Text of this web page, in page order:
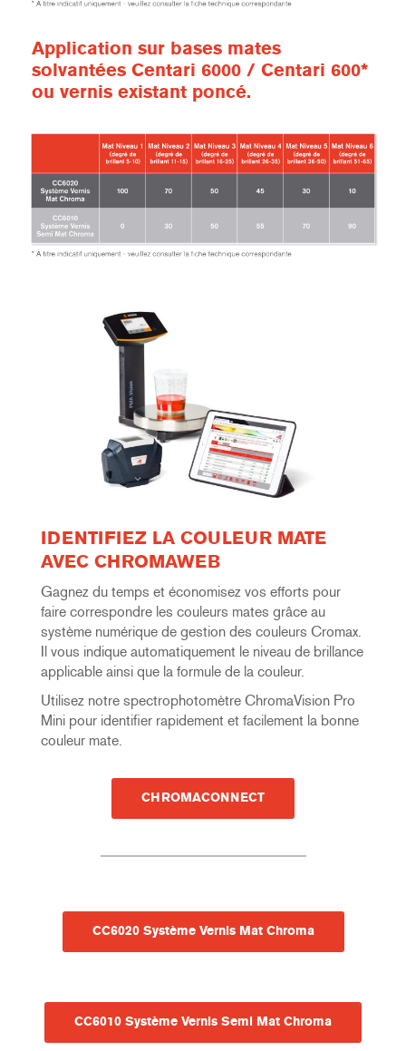
Application sur bases mates
solvantées Centari 6000 / Centari 600*
ou vernis existant poncé.
IDENTIFIEZ LA COULEUR MATE
AVEC CHROMAWEB
Gagnez du temps et économisez vos efforts pour
faire correspondre les couleurs mates grâce au
système numérique de gestion des couleurs Cromax.
Il vous indique automatiquement le niveau de brillance
applicable ainsi que la formule de la couleur.
Utilisez notre spectrophotomètre ChromaVision Pro
Mini pour identifier rapidement et facilement la bonne
couleur mate.
CHROMACONNECT
CC6020 Système Vernis Mat Chroma
CC6010 Système Vernis Semi Mat Chroma